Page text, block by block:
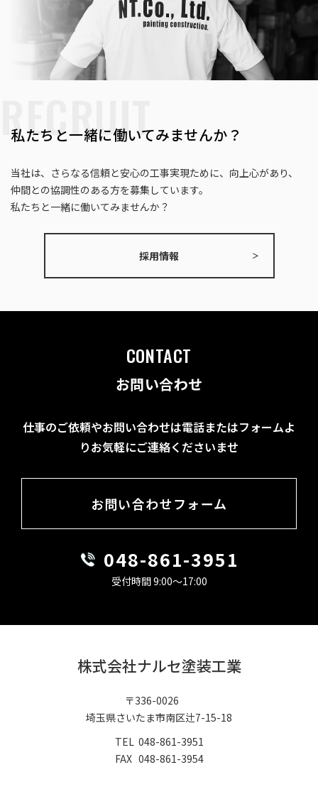
RECRUIT
私たちと一緒に働いてみませんか？
当社は、さらなる信頼と安心の工事実現ために、 ​​​​​​​向上心があり、
仲間との協調性のある方を募集しています。
私たちと一緒に働いてみませんか？
採用情報
CONTACT
お問い合わせ
仕事のご依頼やお問い合わせは電話またはフォームよ
りお気軽にご連絡くださいませ
お問い合わせフォーム
048-861-3951
受付時間 9:00〜17:00
株式会社ナルセ塗装工業
〒336-0026
埼玉県さいたま市南区辻7-15-18
TEL 048-861-3951
​​​​​​​FAX 048-861-3954